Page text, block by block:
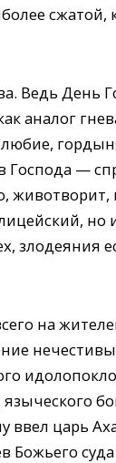
Ведь День
—
животворит,
злодеяния
на
ввел царь
Божьего